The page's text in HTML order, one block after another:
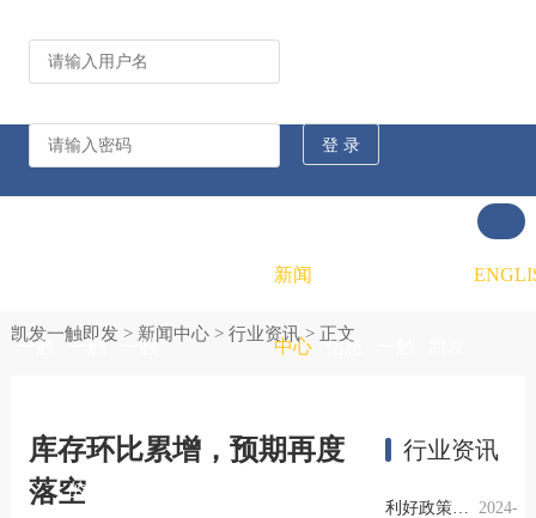
一触 一触
的概
一触
新闻
中心 信息
凯发一触即发> 新闻中心> 行业资讯> 正文
库存环比累增，预期再度
落空
行业资讯
利好政策提振钢市信心，四季度行业需求或小幅上升 2024-